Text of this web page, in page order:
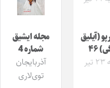
(آیلیق
۴۶
سه‌شنبه ۲۳ تیر
مجله ایشیق
شماره 4
آذربایجان
توی‌لاری